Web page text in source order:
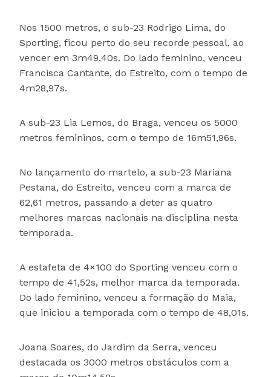
Nos 1500 metros, o sub-23 Rodrigo Lima, do
Sporting, ficou perto do seu recorde pessoal, ao
vencer em 3m49,40s. Do lado feminino, venceu
Francisca Cantante, do Estreito, com o tempo de
4m28,97s.
A sub-23 Lia Lemos, do Braga, venceu os 5000
metros femininos, com o tempo de 16m51,96s.
No lançamento do martelo, a sub-23 Mariana
Pestana, do Estreito, venceu com a marca de
62,61 metros, passando a deter as quatro
melhores marcas nacionais na disciplina nesta
temporada.
A estafeta de 4×100 do Sporting venceu com o
tempo de 41,52s, melhor marca da temporada.
Do lado feminino, venceu a formação do Maia,
que iniciou a temporada com o tempo de 48,01s.
Joana Soares, do Jardim da Serra, venceu
destacada os 3000 metros obstáculos com a